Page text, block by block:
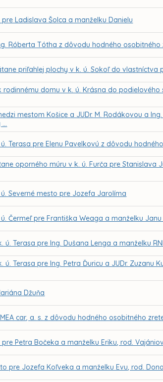
Ladislava Šolca a manželku Danielu
Róberta Tótha z dôvodu hodného osobitného
priľahlej plochy v k. ú. Sokoľ do vlastníctva
domu v k. ú. Krásna do
mestom Košice a JUDr. M. Rodákovou a
Terasa pre Elenu Pavelkovú z dôvodu
oporného múru v k. ú. Furča pre Stanislava
Severné mesto pre Jozefa Jarolíma
Čermeľ pre Františka Weaga a manželku
Terasa pre Ing. Dušana Lenga a manželku
Terasa pre Ing. Petra Ďuricu a JUDr. Zuzanu
Džuňa
car, a. s. z dôvodu hodného osobitného
Petra Bočeka a manželku Eriku, rod.
pre Jozefa Koľveka a manželku Evu, rod.